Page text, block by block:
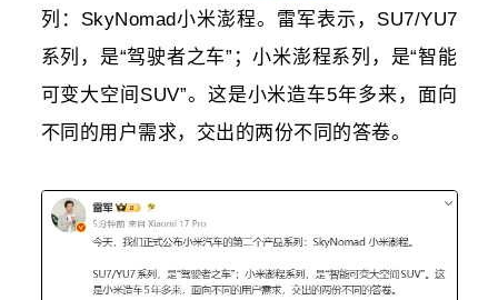
列：SkyNomad小米澎程。雷军表示，SU7/YU7
系列，是“驾驶者之车”；小米澎程系列，是“智能
可变大空间SUV”。这是小米造车5年多来，面向
不同的用户需求，交出的两份不同的答卷。